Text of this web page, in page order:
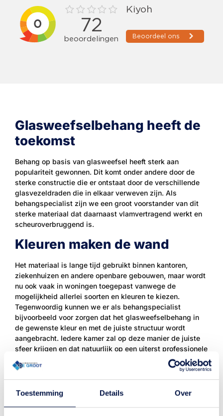
Toestemming Details Over
Glasweefselbehang heeft de
toekomst
Behang op basis van glasweefsel heeft sterk aan
populariteit gewonnen. Dit komt onder andere door de
sterke constructie die er ontstaat door de verschillende
glasvezeldraden die in elkaar verweven zijn. Als
behangspecialist zijn we een groot voorstander van dit
sterke materiaal dat daarnaast vlamvertragend werkt en
scheuroverbruggend is.
Kleuren maken de wand
Het materiaal is lange tijd gebruikt binnen kantoren,
ziekenhuizen en andere openbare gebouwen, maar wordt
nu ook vaak in woningen toegepast vanwege de
mogelijkheid allerlei soorten en kleuren te kiezen.
Tegenwoordig kunnen we er als behangspecialist
bijvoorbeeld voor zorgen dat het glasweefselbehang in
de gewenste kleur en met de juiste structuur wordt
aangebracht. Iedere kamer zal op deze manier de juiste
sfeer krijgen en dat natuurlijk op een uiterst professionele
manier zodat de kwaliteit ook over enkele jaren nog van
het door ons geleverde hoge niveau zal zijn.
Neem contact op